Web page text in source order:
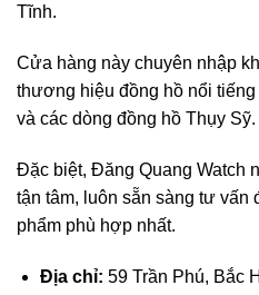
Tĩnh.
Cửa hàng này chuyên nhập
thương hiệu đồng hồ nổi
và các dòng đồng hồ Thụy Sỹ.
Đặc biệt, Đăng Quang Watch
tận tâm, luôn sẵn sàng tư vấn
phẩm phù hợp nhất.
Địa chỉ: 59 Trần Phú, Bắc